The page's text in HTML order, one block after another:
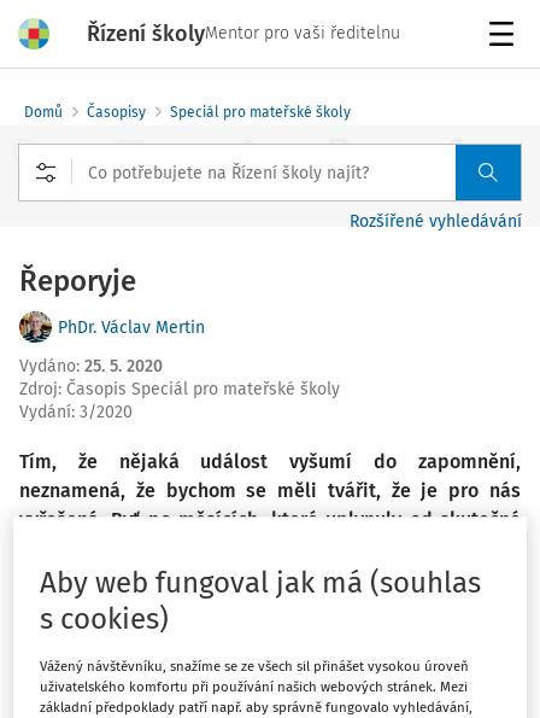
Řízení školyMentor pro vaši ředitelnu
Domů Časopisy Speciál pro mateřské školy
Rozšířené vyhledávání
Řeporyje
PhDr. Václav Mertin
Vydáno: 25. 5. 2020
Zdroj: Časopis Speciál pro mateřské školy
Vydání: 3/2020
Tím, že nějaká událost vyšumí do zapomnění,
neznamená, že bychom se měli tvářit, že je pro nás
vyřešená. Byť po měsících, které uplynuly od skutečné
zamyšlení.
kterém patrně učitelky převádějí skupinu malých dětí přes
koleje se staženými závorami. Na první pohled
Aby web fungoval jak má (souhlas
s cookies)
Vážený návštěvníku, snažíme se ze všech sil přinášet vysokou úroveň
uživatelského komfortu při používání našich webových stránek. Mezi
základní předpoklady patří např. aby správně fungovalo vyhledávání,